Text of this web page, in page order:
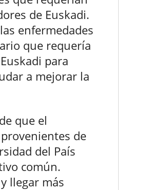
de Euskadi.
enfermedades
que requería
para
a mejorar la
que el
de
del País
común.
llegar más